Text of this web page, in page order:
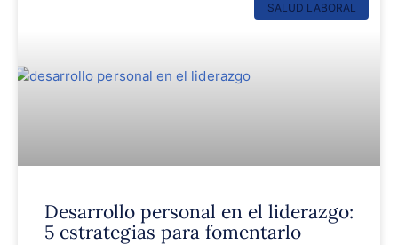
SALUD LABORAL
Desarrollo personal en el liderazgo:
5 estrategias para fomentarlo